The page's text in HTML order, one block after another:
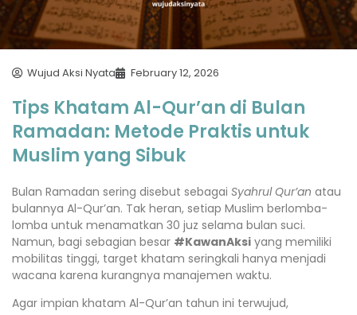
Wujud Aksi Nyata February 12, 2026
Tips Khatam Al-Qur’an di Bulan
Ramadan: Metode Praktis untuk
Muslim yang Sibuk
Bulan Ramadan sering disebut sebagai Syahrul Qur’an atau
bulannya Al-Qur’an. Tak heran, setiap Muslim berlomba-
lomba untuk menamatkan 30 juz selama bulan suci.
Namun, bagi sebagian besar #KawanAksi yang memiliki
mobilitas tinggi, target khatam seringkali hanya menjadi
wacana karena kurangnya manajemen waktu.
Agar impian khatam Al-Qur’an tahun ini terwujud,